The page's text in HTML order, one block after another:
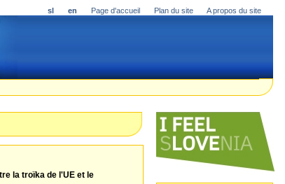
sl en Page d'accueil Plan du site A propos du site
la troïka de l'UE et le